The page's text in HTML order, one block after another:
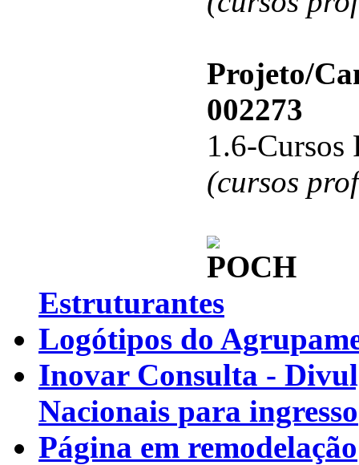
Projeto/
002273
1.6-Cursos
(cursos
Estruturantes
Logótipos do
Inovar Consulta -
Nacionais para ingresso
Página em remodelação